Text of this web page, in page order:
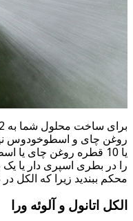
یا 10 قطره روغن چای
را در بطری اسپری دار یا
محکم ببندید زیرا که الکل
الکل اتانول و آلوئه ورا